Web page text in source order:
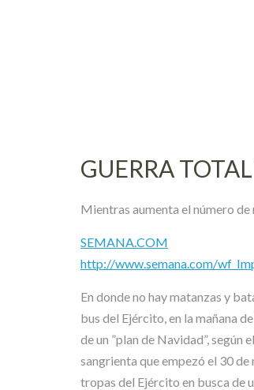
GUERRA
Mientras aumenta el número
SEMANA.COM
http://www.semana.com/
En donde no hay matanzas y
bus del Ejército, en la mañana
de un ”plan de Navidad”,
sangrienta que empezó el 30
tropas del Ejército en busca de